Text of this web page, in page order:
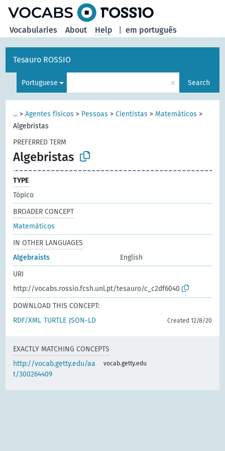
em português
Vocabularies About Help
Tesauro ROSSIO
Portuguese × Search
... >Agentes físicos > Pessoas >Cientistas > Matemáticos >
Algebristas
PREFERRED TERM
Algebristas
TYPE
Tópico
BROADER CONCEPT
Matemáticos
IN OTHER LANGUAGES
Algebraists
English
URI
http://vocabs.rossio.fcsh.unl.pt/tesauro/c_c2df6040
DOWNLOAD THIS CONCEPT:
RDF/XML TURTLE JSON-LD Created 12/8/20
EXACTLY MATCHING CONCEPTS
http://vocab.getty.edu/aa
t/300264409
vocab.getty.edu